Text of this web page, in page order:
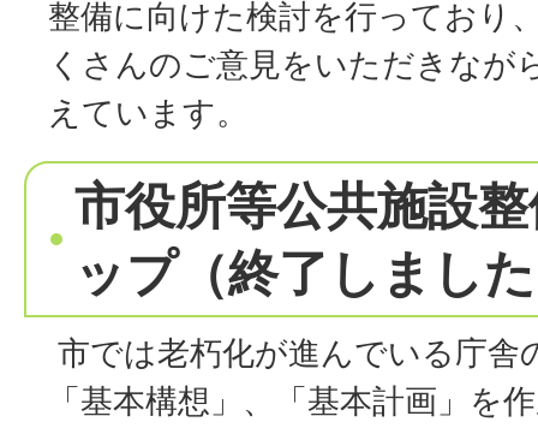
整備に向けた検討を行っており
くさんのご意見をいただきなが
えています。
市役所等公共施設
ップ（終了しまし
市では老朽化が進んでいる庁舎
「基本構想」、「基本計画」を